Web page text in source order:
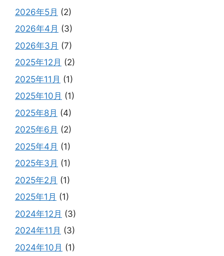
2026年5月 (2)
2026年4月 (3)
2026年3月 (7)
2025年12月 (2)
2025年11月 (1)
2025年10月 (1)
2025年8月 (4)
2025年6月 (2)
2025年4月 (1)
2025年3月 (1)
2025年2月 (1)
2025年1月 (1)
2024年12月 (3)
2024年11月 (3)
2024年10月 (1)